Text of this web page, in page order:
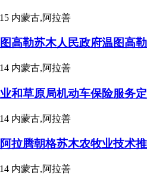
内蒙古,阿拉善
高勒苏木人民政府温图高
内蒙古,阿拉善
和草原局机动车保险服务
内蒙古,阿拉善
拉腾朝格苏木农牧业技术
内蒙古,阿拉善